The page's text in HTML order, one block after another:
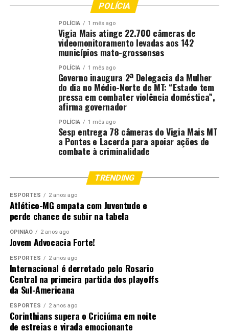
POLÍCIA
POLÍCIA 1 mês ago
Vigia Mais atinge 22.700 câmeras de
videomonitoramento levadas aos 142
municípios mato-grossenses
POLÍCIA 1 mês ago
Governo inaugura 2ª Delegacia da Mulher
do dia no Médio-Norte de MT: “Estado tem
pressa em combater violência doméstica”,
afirma governador
POLÍCIA 1 mês ago
Sesp entrega 78 câmeras do Vigia Mais MT
a Pontes e Lacerda para apoiar ações de
combate à criminalidade
TRENDING
ESPORTES 2 anos ago
Atlético-MG empata com Juventude e
perde chance de subir na tabela
OPINIÃO 2 anos ago
Jovem Advocacia Forte!
ESPORTES 2 anos ago
Internacional é derrotado pelo Rosario
Central na primeira partida dos playoffs
da Sul-Americana
ESPORTES 2 anos ago
Corinthians supera o Criciúma em noite
de estreias e virada emocionante